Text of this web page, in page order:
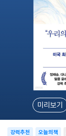
미리보기
강력추천 오늘의책